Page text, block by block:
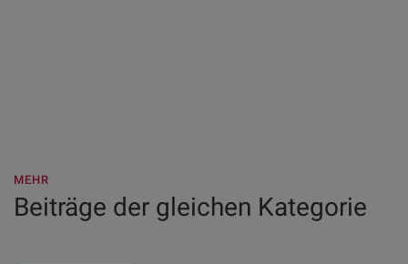
MEHR
Beiträge der gleichen Kategorie